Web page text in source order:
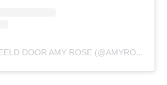
EEN BERICHT GEDEELD DOOR AMY ROSE (@AMYROSEDEBRUIJN)